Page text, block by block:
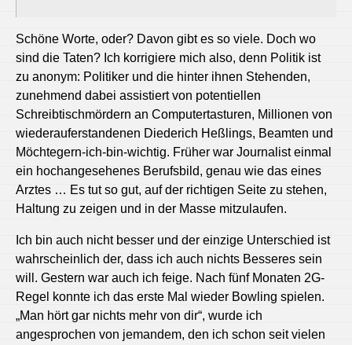
Schöne Worte, oder? Davon gibt es so viele. Doch wo
sind die Taten? Ich korrigiere mich also, denn Politik ist
zu anonym: Politiker und die hinter ihnen Stehenden,
zunehmend dabei assistiert von potentiellen
Schreibtischmördern an Computertasturen, Millionen von
wiederauferstandenen Diederich Heßlings, Beamten und
Möchtegern-ich-bin-wichtig. Früher war Journalist einmal
ein hochangesehenes Berufsbild, genau wie das eines
Arztes … Es tut so gut, auf der richtigen Seite zu stehen,
Haltung zu zeigen und in der Masse mitzulaufen.
Ich bin auch nicht besser und der einzige Unterschied ist
wahrscheinlich der, dass ich auch nichts Besseres sein
will. Gestern war auch ich feige. Nach fünf Monaten 2G-
Regel konnte ich das erste Mal wieder Bowling spielen.
„Man hört gar nichts mehr von dir“, wurde ich
angesprochen von jemandem, den ich schon seit vielen